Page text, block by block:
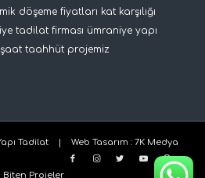
döşeme fiyatları kat karşılığı
tadilat firması ümraniye yapı
taahhüt projemiz
Tadilat | Web Tasarım : 7K Medya
Biten Projeler